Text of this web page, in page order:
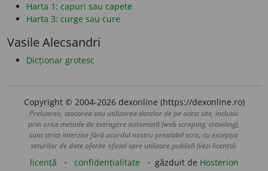
Harta 1: capuri sau capete
Harta 3: curge sau cure
Vasile Alecsandri
Dicționar grotesc
Copyright © 2004-2026 dexonline (https://dexonline.ro)
Preluarea, stocarea sau utilizarea datelor de pe acest site, inclusiv
prin orice metode de extragere automată (web scraping, crawling),
sunt strict interzise fără acordul nostru prealabil scris, cu excepția
seturilor de date oferite oficial spre utilizare publică (vezi licența).
licență confidențialitate găzduit de Hosterion